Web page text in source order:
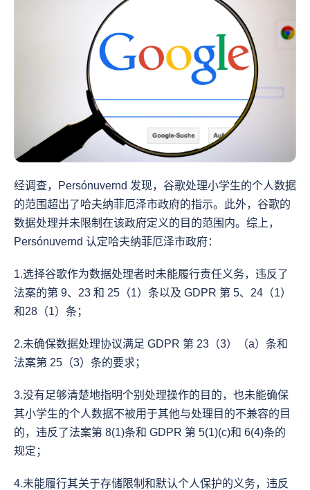
经调查，Persónuvernd 发现，谷歌处理小学生的个人数据
的范围超出了哈夫纳菲厄泽市政府的指示。此外，谷歌的
数据处理并未限制在该政府定义的目的范围内。综上，
Persónuvernd 认定哈夫纳菲厄泽市政府：
1.选择谷歌作为数据处理者时未能履行责任义务，违反了
法案的第 9、23 和 25（1）条以及 GDPR 第 5、24（1）
和28（1）条；
2.未确保数据处理协议满足 GDPR 第 23（3）（a）条和
法案第 25（3）条的要求；
3.没有足够清楚地指明个别处理操作的目的，也未能确保
其小学生的个人数据不被用于其他与处理目的不兼容的目
的，违反了法案第 8(1)条和 GDPR 第 5(1)(c)和 6(4)条的
规定；
4.未能履行其关于存储限制和默认个人保护的义务，违反